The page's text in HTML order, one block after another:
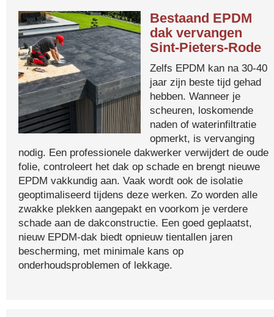
Bestaand EPDM
dak vervangen
Sint-Pieters-Rode
Zelfs EPDM kan na 30-40
jaar zijn beste tijd gehad
hebben. Wanneer je
scheuren, loskomende
naden of waterinfiltratie
opmerkt, is vervanging
nodig. Een professionele dakwerker verwijdert de oude
folie, controleert het dak op schade en brengt nieuwe
EPDM vakkundig aan. Vaak wordt ook de isolatie
geoptimaliseerd tijdens deze werken. Zo worden alle
zwakke plekken aangepakt en voorkom je verdere
schade aan de dakconstructie. Een goed geplaatst,
nieuw EPDM-dak biedt opnieuw tientallen jaren
bescherming, met minimale kans op
onderhoudsproblemen of lekkage.